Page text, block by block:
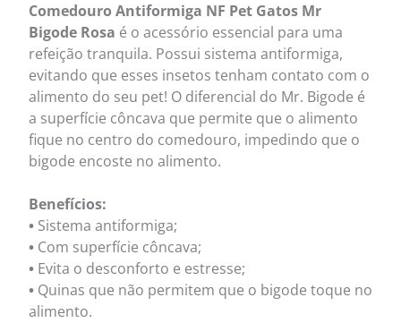
Comedouro Antiformiga NF Pet Gatos Mr
Bigode Rosa é o acessório essencial para uma
refeição tranquila. Possui sistema antiformiga,
evitando que esses insetos tenham contato com o
alimento do seu pet! O diferencial do Mr. Bigode é
a superfície côncava que permite que o alimento
fique no centro do comedouro, impedindo que o
bigode encoste no alimento.
Benefícios:
• Sistema antiformiga;
• Com superfície côncava;
• Evita o desconforto e estresse;
• Quinas que não permitem que o bigode toque no
alimento.